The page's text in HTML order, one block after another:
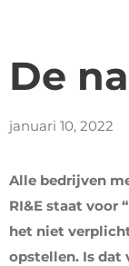
De
januari 10, 2022
Alle bedrijven
RI&E staat voor
het niet
opstellen. Is dat